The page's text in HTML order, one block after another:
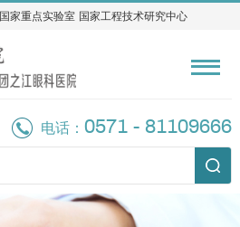
国家重点实验室 国家工程技术研究中心
国家重点实验室 国家工程技术研究中心
电话：0571 - 81109666